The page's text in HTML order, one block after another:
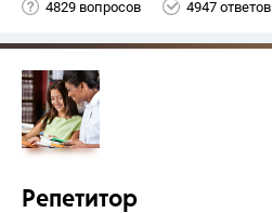
4829 вопросов 4947 ответов
Репетитор